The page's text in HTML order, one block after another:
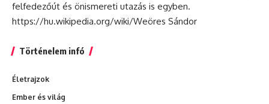
felfedezőút és önismereti utazás is egyben.
https://hu.wikipedia.org/wiki/Weöres Sándor
Történelem infó
Életrajzok
Ember és világ